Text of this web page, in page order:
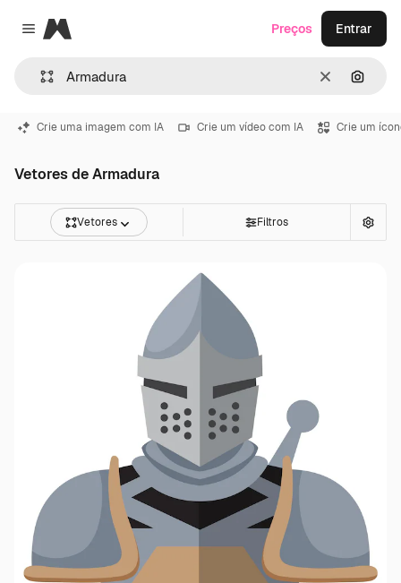
Close menu
Magnific
Limpar
Preços Entrar
Crie uma imagem com IA Crie um vídeo com IA Crie um
Vetores de Armadura
Vetores Filtros